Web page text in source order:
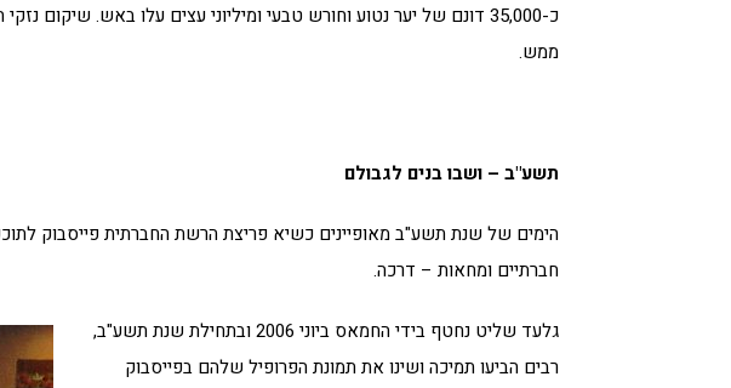
כ-35,000 דונם של יער נטוע וחורש טבעי ומיליוני עצים עלו באש. שיקום
ממש.
תשע"ב – ושבו בנים לגבולם
הימים של שנת תשע"ב מאופיינים כשיא פריצת הרשת החברתית פייסבוק
חברתיים ומחאות – דרכה.
גלעד שליט נחטף בידי החמאס ביוני 2006 ובתחילת שנת תשע"ב,
רבים הביעו תמיכה ושינו את תמונת הפרופיל שלהם בפייסבוק